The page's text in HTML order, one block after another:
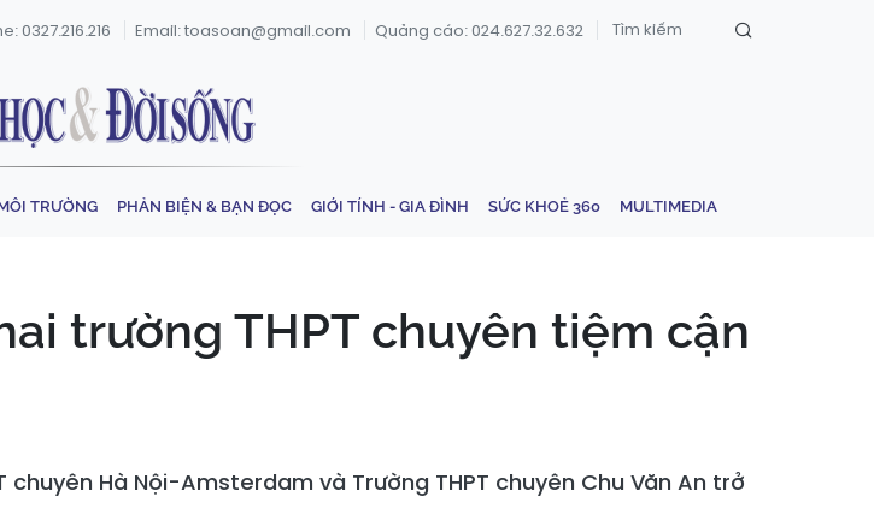
0327.216.216 Email: toasoan@gmail.com Quảng cáo: 024.627.32.632
TRƯỜNG PHẢN BIỆN & BẠN ĐỌC GIỚI TÍNH - GIA ĐÌNH SỨC KHOẺ 360 MULTIMEDIA
trường THPT chuyên tiệm cận
chuyên Hà Nội-Amsterdam và Trường THPT chuyên Chu Văn An trở